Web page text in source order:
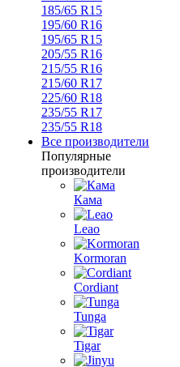
185/65 R15
195/60 R16
195/65 R15
205/55 R16
215/55 R16
215/60 R17
225/60 R18
235/55 R17
235/55 R18
Все производители
Популярные
производители
Кама
Leao
Kormoran
Cordiant
Tunga
Tigar